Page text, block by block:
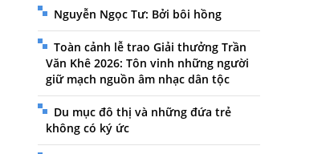
Nguyễn Ngọc Tư: Bởi bôi hồng
Toàn cảnh lễ trao Giải thưởng Trần
Văn Khê 2026: Tôn vinh những người
giữ mạch nguồn âm nhạc dân tộc
Du mục đô thị và những đứa trẻ
không có ký ức